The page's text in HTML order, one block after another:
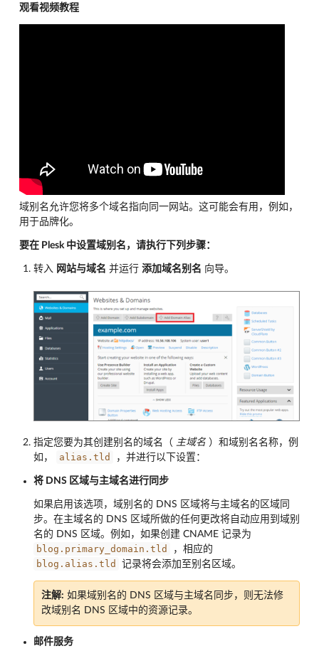
观看视频教程
域别名允许您将多个域名指向同一网站。这可能会有用，例如，
用于品牌化。
要在 Plesk 中设置域别名，请执行下列步骤：
转入 网站与域名 并运行 添加域名别名 向导。
指定您要为其创建别名的域名（ 主域名 ）和域别名名称，例
如，
alias.tld ，并进行以下设置：
将 DNS 区域与主域名进行同步
如果启用该选项，域别名的 DNS 区域将与主域名的区域同
步。在主域名的 DNS 区域所做的任何更改将自动应用到域别
名的 DNS 区域。例如，如果创建 CNAME 记录为
blog.primary_domain.tld ，相应的
blog.alias.tld 记录将会添加至别名区域。
注解: 如果域别名的 DNS 区域与主域名同步，则无法修
改域别名 DNS 区域中的资源记录。
邮件服务